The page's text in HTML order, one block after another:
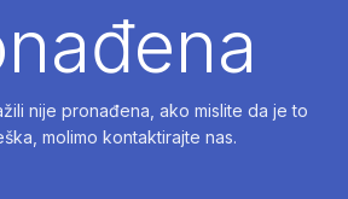
nije pronađena, ako mislite da je to
molimo kontaktirajte nas.